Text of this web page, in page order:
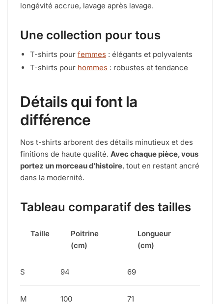
longévité accrue, lavage après lavage.
Une collection pour tous
T-shirts pour femmes : élégants et polyvalents
T-shirts pour hommes : robustes et tendance
Détails qui font la
différence
Nos t-shirts arborent des détails minutieux et des
finitions de haute qualité. Avec chaque pièce, vous
portez un morceau d’histoire, tout en restant ancré
dans la modernité.
Tableau comparatif des tailles
Taille
Poitrine
(cm)
Longueur
(cm)
S 94 69
M 100 71